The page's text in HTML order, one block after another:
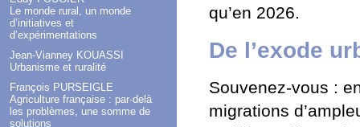
Le monde rural, un monde
d’initiatives et
d’expérimentations
Jean-Vianney KOUASSI
Urbanisme et ruralité
François PURSEIGLE
Agriculture française : par-delà
les problèmes, une somme de
solutions
qu’en 2026.
De l’exode
Souvenez-vous :
migrations